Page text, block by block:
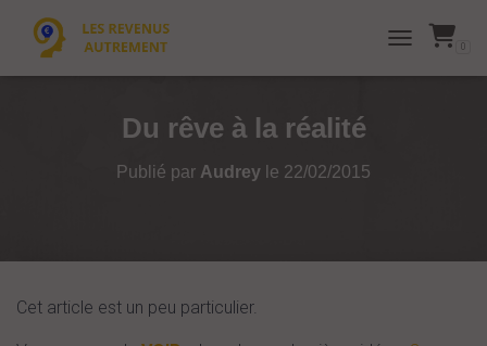
TOGGLE 0
Du rêve à la réalité
Publié par Audrey le 22/02/2015
Cet article est un peu particulier.